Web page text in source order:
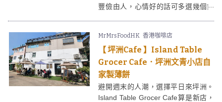
豐儉由人，心情好的話可多選幾個餸
吃，跨區港人吃，遊客也慕名來吃，
更曾連續多年榮獲米芝蓮街頭小食
呢。
MrMrsFoodHK 香港咖啡店
【 坪洲Cafe 】Island Table
Grocer Cafe．坪洲文青小店自
家製薄餅
避開週末的人潮，選擇平日來坪洲。
Island Table Grocer Cafe算是新店，